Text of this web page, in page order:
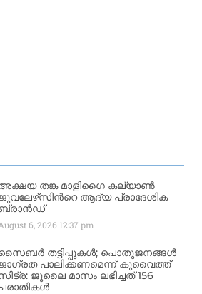
തങ്ക മാളിഗൈ കല്യാണ്‍
ആദ്യ പ്രാദേശിക
6, 2026 12:37 pm
തട്ടിപ്പുകൾ; പൊതുജനങ്ങൾ
പാലിക്കണമെന്ന് കുവൈത്ത്
ജൂലൈ മാസം ലഭിച്ചത് 156